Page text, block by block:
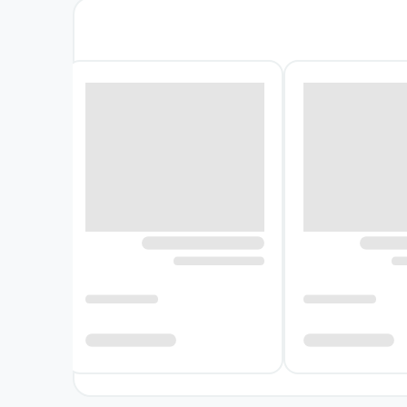
و پیش‌بینی‌ناپذیر حرکت می‌کند. نقطهٔ